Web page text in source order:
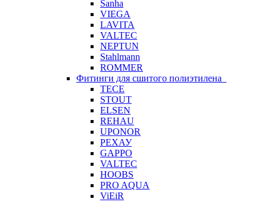
Sanha
VIEGA
LAVITA
VALTEC
NEPTUN
Stahlmann
ROMMER
Фитинги для сшитого полиэтилена
TECE
STOUT
ELSEN
REHAU
UPONOR
РЕХАУ
GAPPO
VALTEC
HOOBS
PRO AQUA
ViEiR